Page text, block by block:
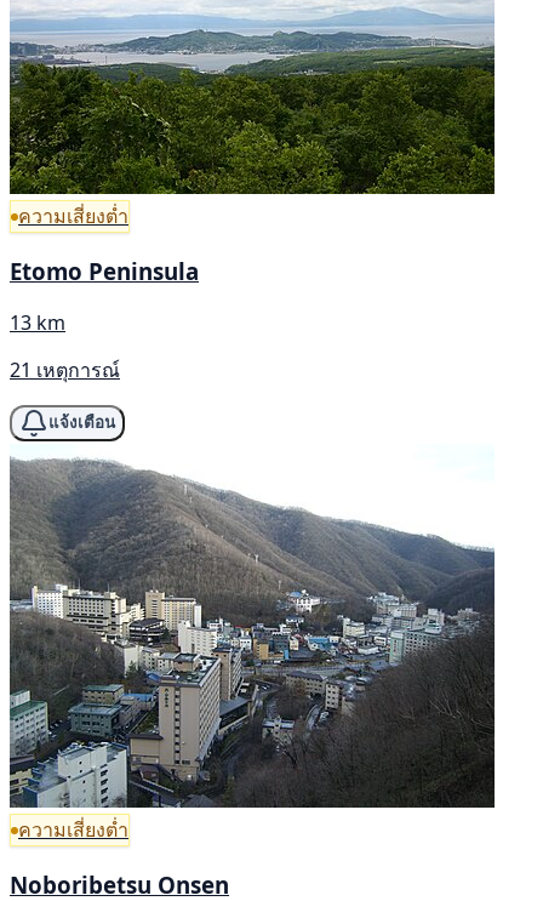
ความเสี่ยงต่ำ
Etomo Peninsula
13 km
21 เหตุการณ์
แจ้งเตือน
ความเสี่ยงต่ำ
Noboribetsu Onsen